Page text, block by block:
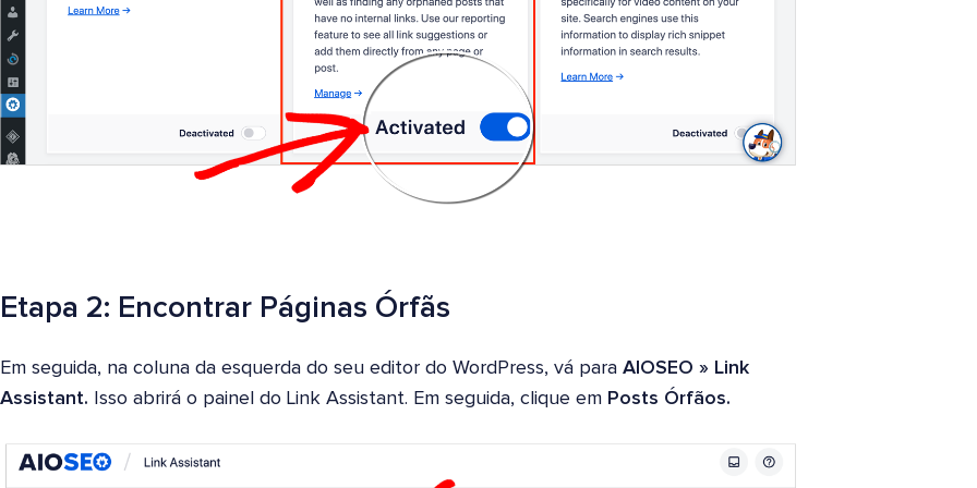
Etapa 2: Encontrar Páginas Órfãs
Em seguida, na coluna da esquerda do seu editor do WordPress, vá para AIOSEO » Link
Assistant. Isso abrirá o painel do Link Assistant. Em seguida, clique em Posts Órfãos.